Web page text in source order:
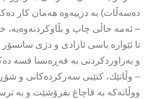
دەسەڵات) بە دزییەوە هەمان كار
– ئەمە حاڵی چاپ و
تا ئێوارە باسی ئازادی و دژی
و بەراوردكردنی بە فەڕەنسا قسە
– وڵاتێك، كتێبی سەركردەكانی و
ووڵاتەكە بە قاچاغ بفرۆشێت و بە